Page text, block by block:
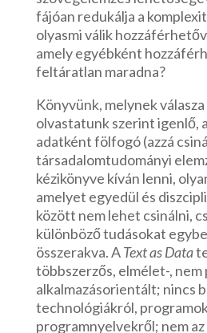
fájóan redukálja a
olyasmi válik
amely egyébként
feltáratlan maradna?
Könyvünk, melynek
olvastatunk szerint igenlő,
adatként fölfogó (azzá
társadalomtudományi
kézikönyve kíván lenni,
amelyet egyedül és
között nem lehet csinálni,
különböző tudásokat
összerakva. AText as Data
többszerzős, elmélet-, nem
alkalmazásorientált; nincs
technológiákról,
programnyelvekről; nem